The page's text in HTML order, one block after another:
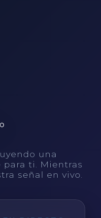
una
ti. Mientras
señal en vivo.